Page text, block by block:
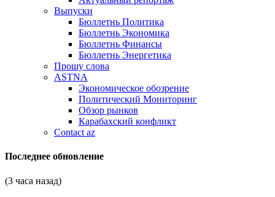
Выпуски
Бюллетнь Политика
Бюллетнь Экономика
Бюллетнь Финансы
Бюллетнь Энергетика
Прошу слова
ASTNA
Экономическое обозрение
Политический Мониторинг
Обзор рынков
Карабахский конфликт
Contact az
Последнее обновление
(3 часа назад)